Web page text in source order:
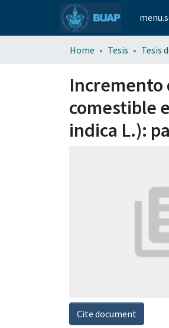
Home Tesis Tesis
Incremento
comestible
indica L.):
Cite document